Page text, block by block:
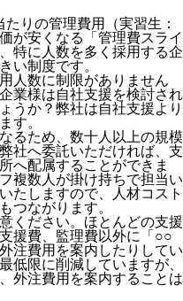
りの管理費用（実習生：
が安くなる「管理費スライ
特に人数を多く採用する企
い制度です。
人数に制限がありません
業様は自社支援を検討され
うか？弊社は自社支援より
す。
るため、数十人以上の規模
社へ委託いただければ、支
へ配属することができま
複数人が掛け持ちで担当い
たしますので、人材コスト
つながります。
ください。ほとんどの支援
援費、監理費以外に「○○
注費用を案内したりしてい
低限に削減していますが、
外注費用を案内することは